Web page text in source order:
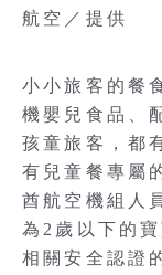
航空／提供
小小旅客的餐
機嬰兒食品、
孩童旅客，都
有兒童餐專屬
酋航空機組人
為2歲以下的
相關安全認證